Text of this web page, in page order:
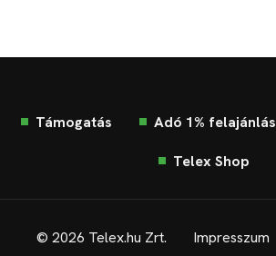
Támogatás Adó 1% felajánlás
Telex Shop
© 2026 Telex.hu Zrt. Impresszum